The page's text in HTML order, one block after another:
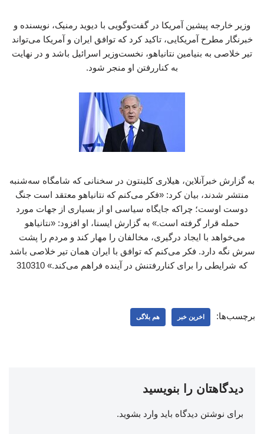
وزیر خارجه پیشین آمریکا در گفت‌وگویی با دیوید رمنیک، نویسنده و
خبرنگار مطرح آمریکایی، تاکید کرد که توافق ایران و آمریکا می‌تواند
تیر خلاصی به بنیامین نتانیاهو، نخست‌وزیر اسرائیل باشد و در نهایت
به کناررفتن او منجر شود.
به گزارش خبرآنلاین، هیلاری کلینتون در سخنانی که شامگاه سه‌شنبه
منتشر شدند، بیان کرد: «فکر می‌کنم که نتانیاهو معتقد است جنگ
دوست اوست؛ چراکه جایگاه سیاسی او از بسیاری از جهات مورد
حمله قرار گرفته است.» به گزارش ایسنا، او افزود: «نتانیاهو
می‌خواهد با ایجاد درگیری، مخالفان را مهار کند و مردم را پشت
سرش نگه دارد. فکر می‌کنم که توافق با ایران همان تیر خلاصی باشد
که شرایطی را برای کناررفتنش در آینده فراهم می‌کند.» 310310
برچسب‌ها: اخرین خبر هم بلاگی
دیدگاهتان را بنویسید
برای نوشتن دیدگاه باید وارد بشوید.